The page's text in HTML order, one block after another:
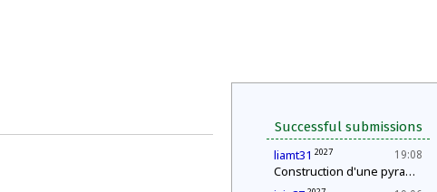
Successful submissions
19:08
liamt31 2027
Construction d'une pyramide